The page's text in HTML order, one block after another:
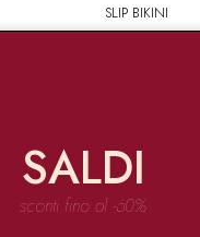
SLIP BIKINI
SALDI
sconti fino al -60%